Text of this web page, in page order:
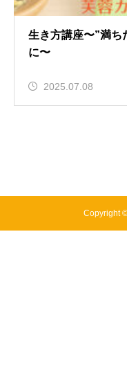
生き方講座〜”満ち
に〜
2025.07.08
Copyright